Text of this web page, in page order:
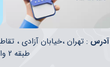
​​آدرس
طبقه 2 واحد 25